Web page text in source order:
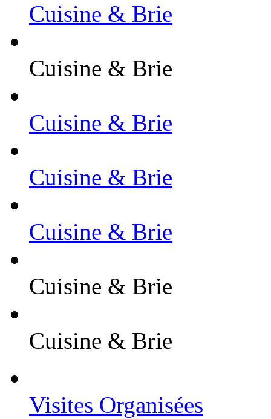
Cuisine & Brie
Cuisine & Brie
Cuisine & Brie
Cuisine & Brie
Cuisine & Brie
Cuisine & Brie
Cuisine & Brie
Visites Organisées